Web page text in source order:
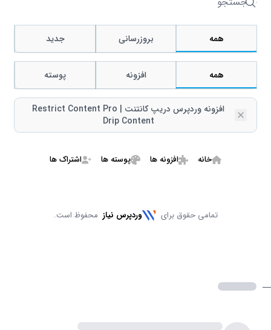
جستجو
همه بروزرسانی جدید
همه افزونه پوسته
Remove
افزونه وردپرس دریپ کانتنت | Restrict Content Pro
Drip Content
خانه افزونه ها پوسته ها اشتراک ها
تمامی حقوق برای وردپرس نیاز محفوظ است.